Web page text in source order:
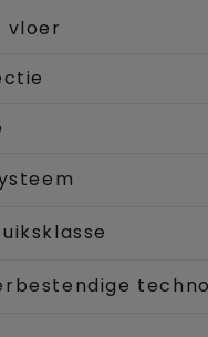
vloer